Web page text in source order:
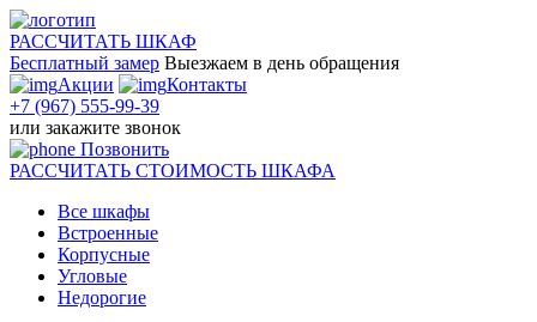
РАССЧИТАТЬ ШКАФ
Бесплатный замер Выезжаем в день обращения
Акции
Контакты
+7 (967) 555-99-39
или закажите звонок
Позвонить
РАССЧИТАТЬ СТОИМОСТЬ ШКАФА
Все шкафы
Встроенные
Корпусные
Угловые
Недорогие